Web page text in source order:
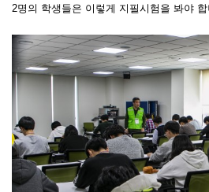
2명의 학생들은 이렇게 지필시험을 봐야 합